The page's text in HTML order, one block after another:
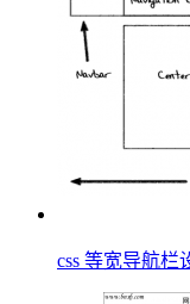
css 等宽导航栏